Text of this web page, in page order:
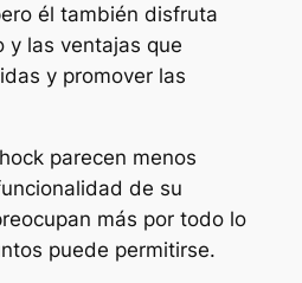
él también disfruta
y las ventajas que
y promover las
parecen menos
de su
más por todo lo
puede permitirse.